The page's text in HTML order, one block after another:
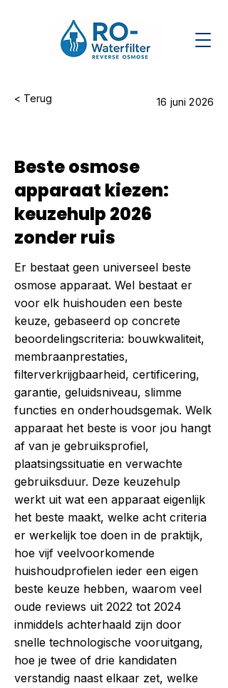
< Terug 16 juni 2026
Beste osmose
apparaat kiezen:
keuzehulp 2026
zonder ruis
Er bestaat geen universeel beste
osmose apparaat. Wel bestaat er
voor elk huishouden een beste
keuze, gebaseerd op concrete
beoordelingscriteria: bouwkwaliteit,
membraanprestaties,
filterverkrijgbaarheid, certificering,
garantie, geluidsniveau, slimme
functies en onderhoudsgemak. Welk
apparaat het beste is voor jou hangt
af van je gebruiksprofiel,
plaatsingssituatie en verwachte
gebruiksduur. Deze keuzehulp
werkt uit wat een apparaat eigenlijk
het beste maakt, welke acht criteria
er werkelijk toe doen in de praktijk,
hoe vijf veelvoorkomende
huishoudprofielen ieder een eigen
beste keuze hebben, waarom veel
oude reviews uit 2022 tot 2024
inmiddels achterhaald zijn door
snelle technologische vooruitgang,
hoe je twee of drie kandidaten
verstandig naast elkaar zet, welke